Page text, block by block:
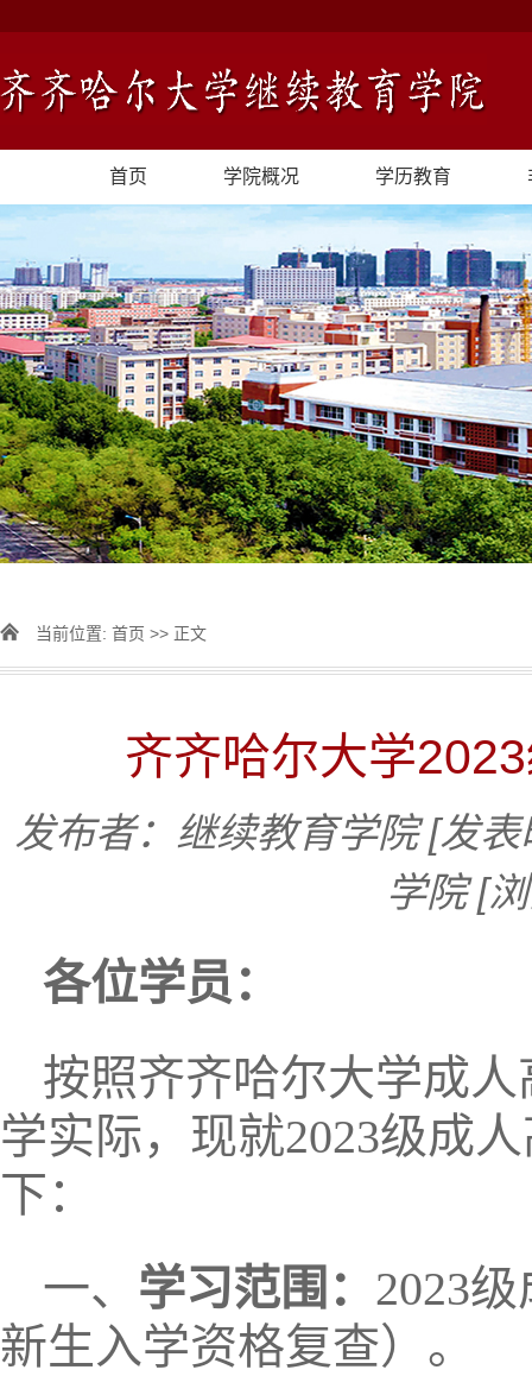
首页 学院概况 学历教育
当前位置: 首页 >> 正文
齐齐哈尔大学
发布者：继续教育学院 [发
学院[
各位学员：
按照齐齐哈尔大学成
学实际，现就2023级成
下：
一、 学习范围： 2023
新生入学资格复查）。